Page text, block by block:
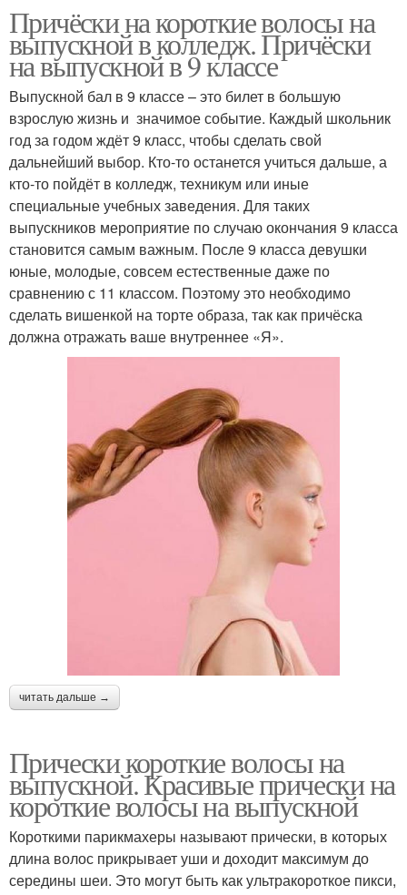
Причёски на короткие волосы на
выпускной в колледж. Причёски
на выпускной в 9 классе
Выпускной бал в 9 классе – это билет в большую
взрослую жизнь и значимое событие. Каждый школьник
год за годом ждёт 9 класс, чтобы сделать свой
дальнейший выбор. Кто-то останется учиться дальше, а
кто-то пойдёт в колледж, техникум или иные
специальные учебных заведения. Для таких
выпускников мероприятие по случаю окончания 9 класса
становится самым важным. После 9 класса девушки
юные, молодые, совсем естественные даже по
сравнению с 11 классом. Поэтому это необходимо
сделать вишенкой на торте образа, так как причёска
должна отражать ваше внутреннее «Я».
читать дальше →
Прически короткие волосы на
выпускной. Красивые прически на
короткие волосы на выпускной
Короткими парикмахеры называют прически, в которых
длина волос прикрывает уши и доходит максимум до
середины шеи. Это могут быть как ультракороткое пикси,